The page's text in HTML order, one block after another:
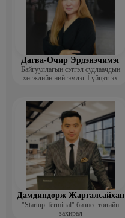
Дагва-Очир Эрдэнэчимэг
Байгууллагын сэтгэл судлаачдын
хөгжлийн нийгэмлэг Гүйцэтгэх
Дамдиндорж Жаргалсайхан
"Startup Terminal" бизнес төвийн
захирал